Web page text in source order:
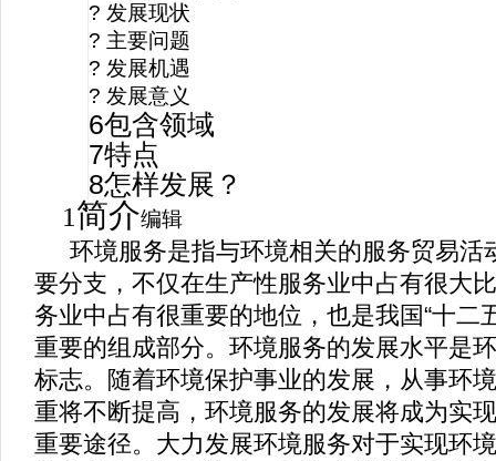
? 发展现状
? 主要问题
? 发展机遇
? 发展意义
6包含领域
7特点
8怎样发展？
1 简介编辑
环境服务是指与环境相关的服务贸易活
要分支，不仅在生产性服务业中占有很大
务业中占有很重要的地位，也是我国“十二
重要的组成部分。环境服务的发展水平是
标志。随着环境保护事业的发展，从事环
重将不断提高，环境服务的发展将成为实
重要途径。大力发展环境服务对于实现环